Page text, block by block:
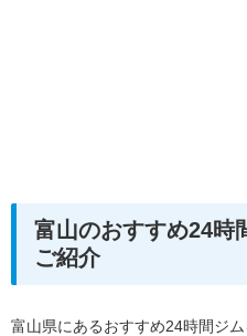
富山のおすすめ24時
ご紹介
富山県にあるおすすめ24時間ジ